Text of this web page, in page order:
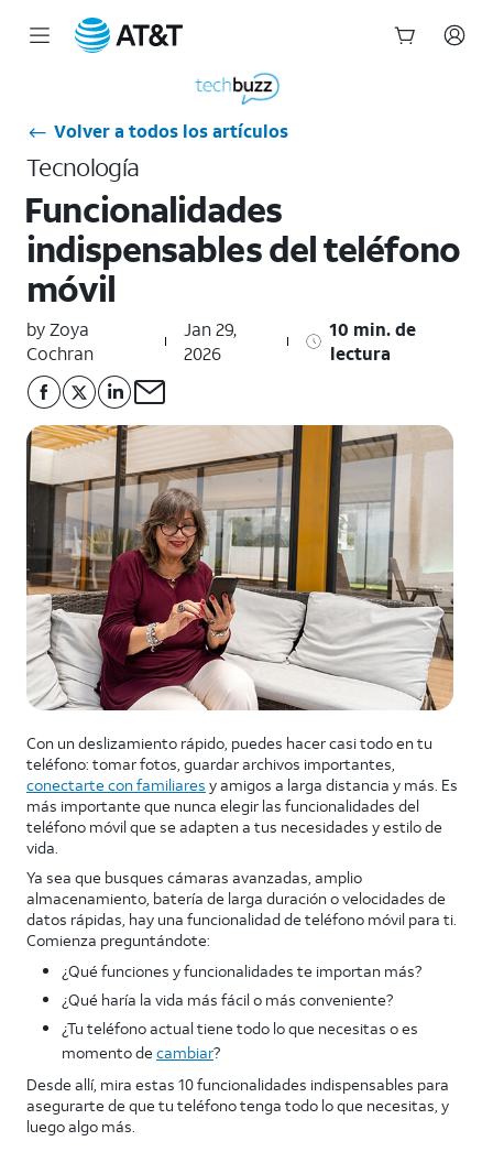
Volver a todos los artículos
Tecnología
Funcionalidades
indispensables del teléfono
móvil
by Zoya
Cochran
Jan 29,
2026
10 min. de
lectura
Con un deslizamiento rápido, puedes hacer casi todo en tu
teléfono: tomar fotos, guardar archivos importantes,
conectarte con familiares y amigos a larga distancia y más. Es
más importante que nunca elegir las funcionalidades del
teléfono móvil que se adapten a tus necesidades y estilo de
vida.
Ya sea que busques cámaras avanzadas, amplio
almacenamiento, batería de larga duración o velocidades de
datos rápidas, hay una funcionalidad de teléfono móvil para ti.
Comienza preguntándote:
¿Qué funciones y funcionalidades te importan más?
¿Qué haría la vida más fácil o más conveniente?
¿Tu teléfono actual tiene todo lo que necesitas o es
momento de cambiar?
Desde allí, mira estas 10 funcionalidades indispensables para
asegurarte de que tu teléfono tenga todo lo que necesitas, y
luego algo más.